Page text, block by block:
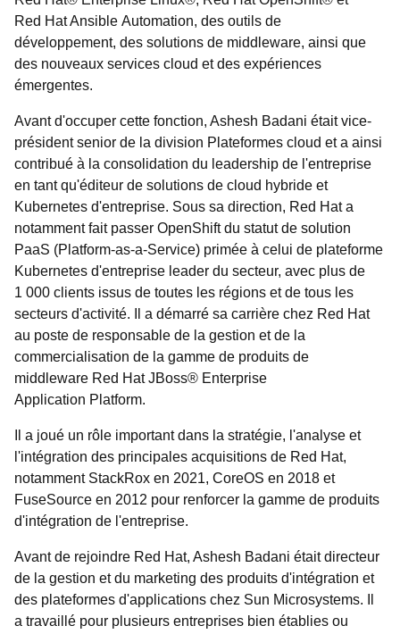
Red Hat Ansible Automation, des outils de
développement, des solutions de middleware, ainsi que
des nouveaux services cloud et des expériences
émergentes.
Avant d'occuper cette fonction, Ashesh Badani était vice-
président senior de la division Plateformes cloud et a ainsi
contribué à la consolidation du leadership de l'entreprise
en tant qu'éditeur de solutions de cloud hybride et
Kubernetes d'entreprise. Sous sa direction, Red Hat a
notamment fait passer OpenShift du statut de solution
PaaS (Platform-as-a-Service) primée à celui de plateforme
Kubernetes d'entreprise leader du secteur, avec plus de
1 000 clients issus de toutes les régions et de tous les
secteurs d'activité. Il a démarré sa carrière chez Red Hat
au poste de responsable de la gestion et de la
commercialisation de la gamme de produits de
middleware Red Hat JBoss® Enterprise
Application Platform.
Il a joué un rôle important dans la stratégie, l'analyse et
l'intégration des principales acquisitions de Red Hat,
notamment StackRox en 2021, CoreOS en 2018 et
FuseSource en 2012 pour renforcer la gamme de produits
d'intégration de l'entreprise.
Avant de rejoindre Red Hat, Ashesh Badani était directeur
de la gestion et du marketing des produits d'intégration et
des plateformes d'applications chez Sun Microsystems. Il
a travaillé pour plusieurs entreprises bien établies ou